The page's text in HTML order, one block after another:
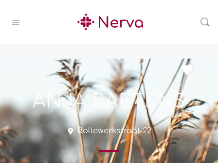
ANJA BAETENS
Bollewerkstraat 22